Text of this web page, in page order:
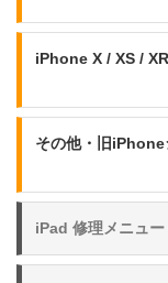
iPhone X / XS /
その他・旧iPhone
iPad 修理メニュー